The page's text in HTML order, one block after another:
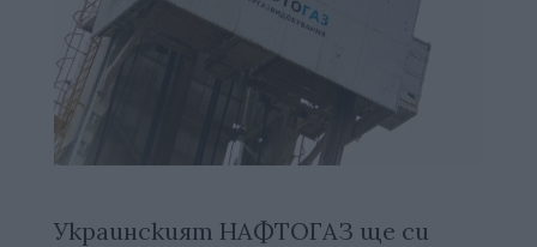
Украинският НАФТОГАЗ ще си